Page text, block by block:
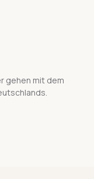
gehen mit dem